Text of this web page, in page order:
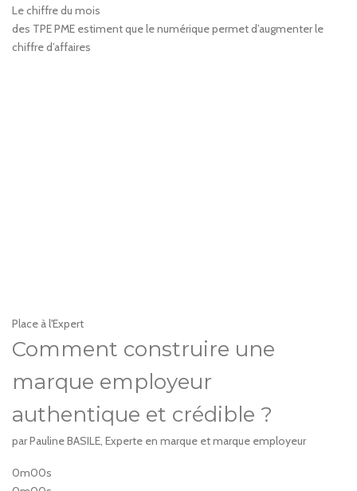
Le chiffre du mois
des TPE PME estiment que le numérique permet d’augmenter le
chiffre d’affaires
Place à l'Expert
Comment construire une
marque employeur
authentique et crédible ?
par Pauline BASILE, Experte en marque et marque employeur
0m00s